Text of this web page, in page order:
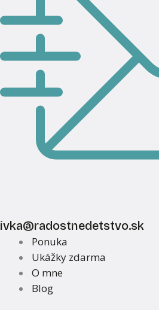
ivka@radostnedetstvo.sk
Ponuka
Ukážky zdarma
O mne
Blog